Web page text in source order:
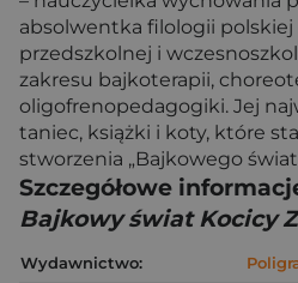
absolwentka filologii polskiej
przedszkolnej i
zakresu bajkoterapii,
oligofrenopedagogiki. Jej
taniec, książki i koty, które
stworzenia „Bajkowego
Szczegółowe
Bajkowy świat Kocicy
Wydawnictwo: